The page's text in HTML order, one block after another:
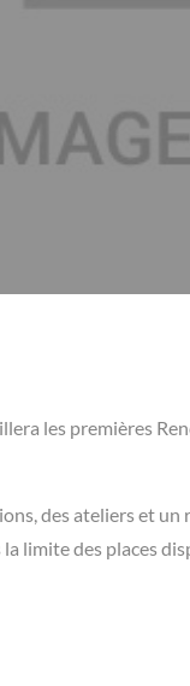
les premières
des ateliers et un
limite des places